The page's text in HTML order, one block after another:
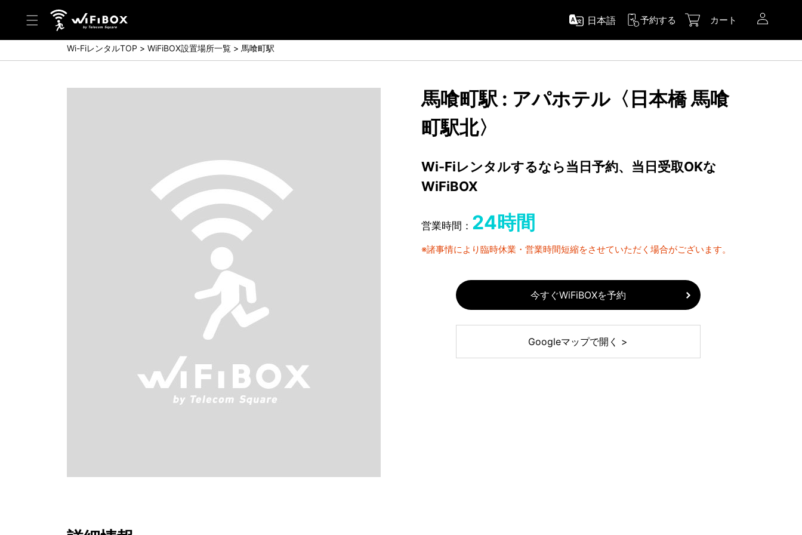
ヘルプ／お問い合わせ
ヘルプセンター(FAQ)(日本語)
日本語 予約する カート
Wi-FiレンタルTOP WiFiBOX設置場所一覧 馬喰町駅
馬喰町駅 : アパホテル〈日本橋 馬喰
町駅北〉
Wi-Fiレンタルするなら当日予約、当日受取OKな
WiFiBOX
営業時間： 24時間
※諸事情により臨時休業・営業時間短縮をさせていただく場合がございます。
今すぐWiFiBOXを予約
Googleマップで開く >